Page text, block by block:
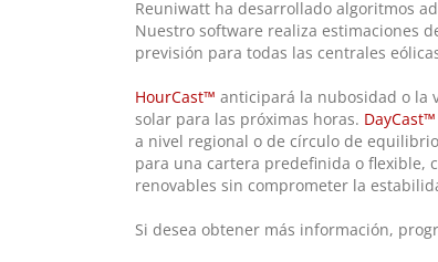
Reuniwatt ha desarrollado algoritmos
Nuestro software realiza estimaciones
previsión para todas las centrales
HourCast™ anticipará la nubosidad o la
solar para las próximas horas. DayCast™
a nivel regional o de círculo de
para una cartera predefinida o flexible,
renovables sin comprometer la
Si desea obtener más información,